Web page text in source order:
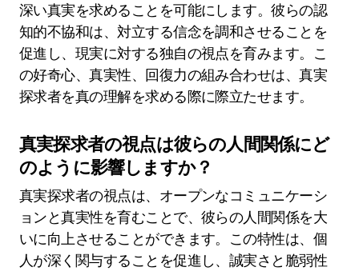
深い真実を求めることを可能にします。彼らの認
知的不協和は、対立する信念を調和させることを
促進し、現実に対する独自の視点を育みます。こ
の好奇心、真実性、回復力の組み合わせは、真実
探求者を真の理解を求める際に際立たせます。
真実探求者の視点は彼らの人間関係にど
のように影響しますか？
真実探求者の視点は、オープンなコミュニケーシ
ョンと真実性を育むことで、彼らの人間関係を大
いに向上させることができます。この特性は、個
人が深く関与することを促進し、誠実さと脆弱性